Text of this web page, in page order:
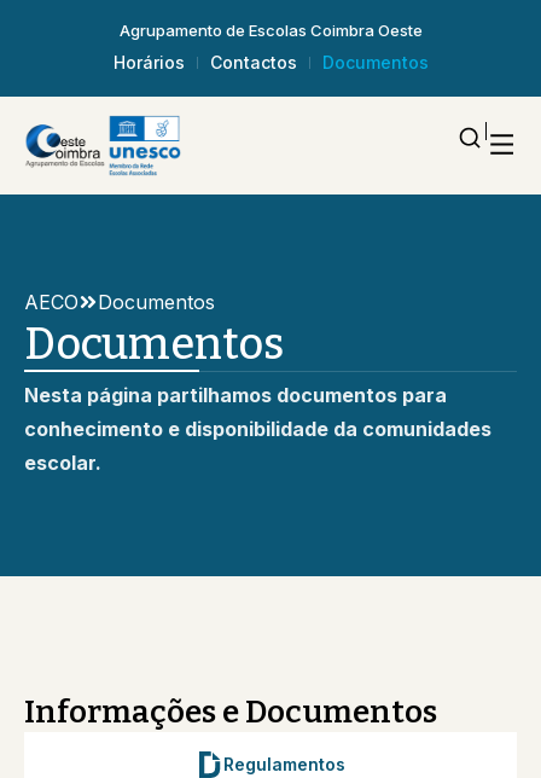
Agrupamento de Escolas Coimbra Oeste
Horários Contactos Documentos
AECO Documentos
Documentos
Nesta página partilhamos documentos para
conhecimento e disponibilidade da comunidades
escolar.
Informações e Documentos
Regulamentos